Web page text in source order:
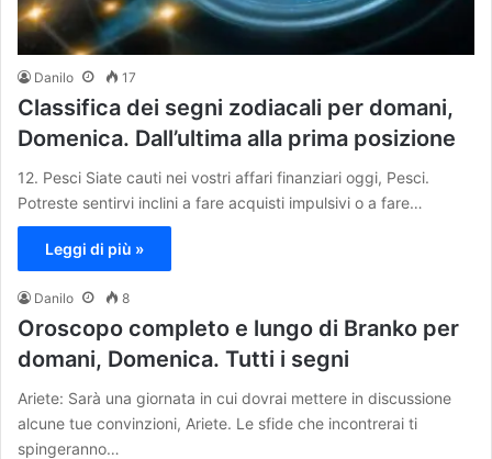
Danilo 17
Classifica dei segni zodiacali per domani,
Domenica. Dall’ultima alla prima posizione
12. Pesci Siate cauti nei vostri affari finanziari oggi, Pesci.
Potreste sentirvi inclini a fare acquisti impulsivi o a fare…
Leggi di più »
Danilo 8
Oroscopo completo e lungo di Branko per
domani, Domenica. Tutti i segni
Ariete: Sarà una giornata in cui dovrai mettere in discussione
alcune tue convinzioni, Ariete. Le sfide che incontrerai ti
spingeranno…